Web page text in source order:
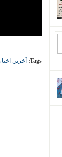
Tags: آخرین اخبار